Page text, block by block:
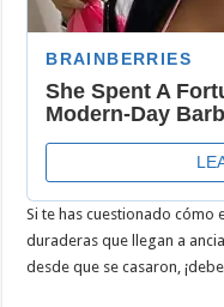
Si te has cuestionado cómo
duraderas que llegan a
desde que se casaron,